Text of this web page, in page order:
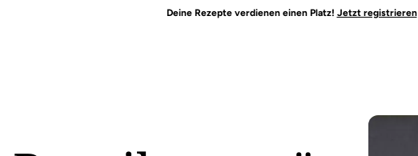
Deine Rezepte verdienen einen Platz! Jetzt registrieren